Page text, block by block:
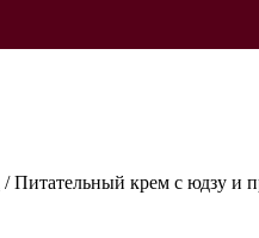
/Питательный крем с юдзу и